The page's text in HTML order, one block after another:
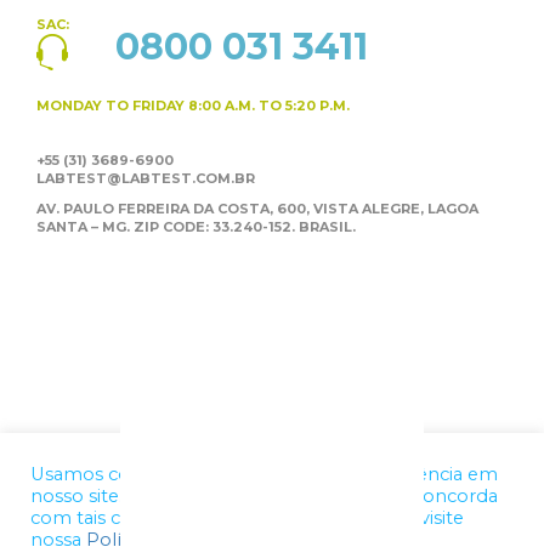
SAC: 0800 031 3411
MONDAY TO FRIDAY 8:00 A.M. TO 5:20 P.M.
+55 (31) 3689-6900
LABTEST@LABTEST.COM.BR
AV. PAULO FERREIRA DA COSTA, 600, VISTA ALEGRE, LAGOA
SANTA – MG. ZIP CODE: 33.240-152. BRASIL.
Usamos cookies para melhorar a sua experiência em
nosso site. Ao utilizar nossos serviços, você concorda
com tais condições. Para mais informações, visite
nossa Política de Privacidade